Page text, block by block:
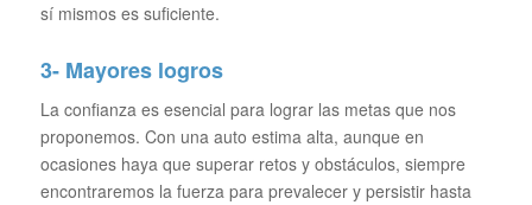
sí mismos es suficiente.
3- Mayores logros
La confianza es esencial para lograr las metas que nos
proponemos. Con una auto estima alta, aunque en
ocasiones haya que superar retos y obstáculos, siempre
encontraremos la fuerza para prevalecer y persistir hasta